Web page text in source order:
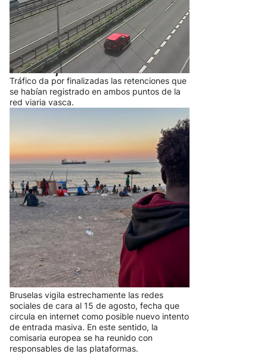
Finalizan las retenciones en la AP-
8 en Irun y en la A-8 entre
Ortuella y Abanto-Zierbena
Tráfico da por finalizadas las retenciones que
se habían registrado en ambos puntos de la
red viaria vasca.
La CE pide a Meta y TikTok
aumentar la vigilancia y
verificación tras crisis en Ceuta
Bruselas vigila estrechamente las redes
sociales de cara al 15 de agosto, fecha que
circula en internet como posible nuevo intento
de entrada masiva. En este sentido, la
comisaria europea se ha reunido con
responsables de las plataformas.